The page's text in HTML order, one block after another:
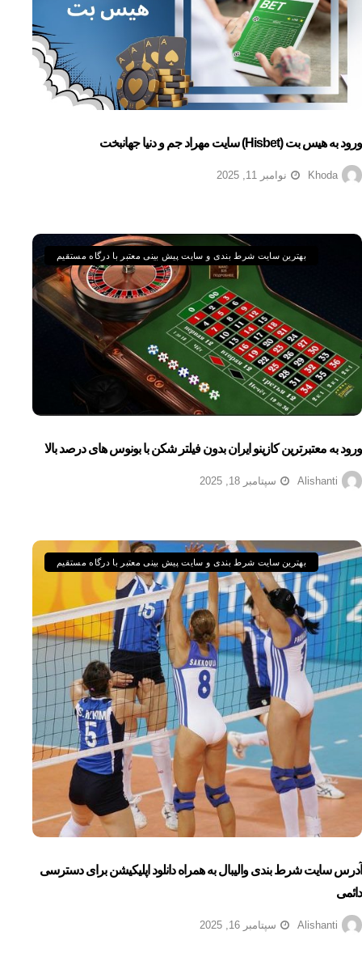
ورود به هیس بت (hisbet) سایت مهراد جم و دنیا جهانبخت
Khoda نوامبر 11, 2025
بهترین سایت شرط بندی و سایت پیش بینی معتبر با درگاه مستقیم
ورود به معتبرترین کازینو ایران بدون فیلتر شکن با بونوس های درصد بالا
Alishanti سپتامبر 18, 2025
بهترین سایت شرط بندی و سایت پیش بینی معتبر با درگاه مستقیم
آدرس سایت شرط بندی والیبال به همراه دانلود اپلیکیشن برای دسترسی
دائمی
Alishanti سپتامبر 16, 2025